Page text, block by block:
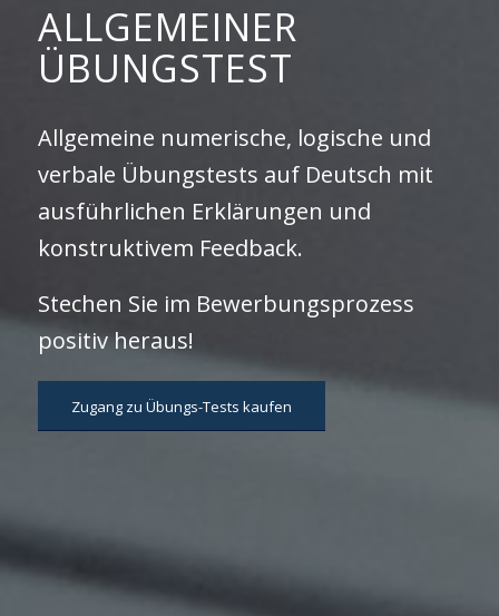
ALLGEMEINER
ÜBUNGSTEST
Allgemeine numerische, logische und
verbale Übungstests auf Deutsch mit
ausführlichen Erklärungen und
konstruktivem Feedback.
Stechen Sie im Bewerbungsprozess
positiv heraus!
Zugang zu Übungs-Tests kaufen